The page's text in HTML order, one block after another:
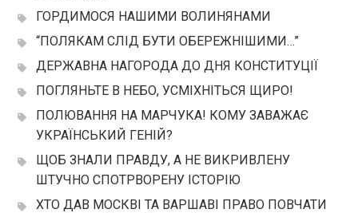
ГОРДИМОСЯ НАШИМИ ВОЛИНЯНАМИ
“ПОЛЯКАМ СЛІД БУТИ ОБЕРЕЖНІШИМИ…”
ДЕРЖАВНА НАГОРОДА ДО ДНЯ КОНСТИТУЦІЇ
ПОГЛЯНЬТЕ В НЕБО, УСМІХНІТЬСЯ ЩИРО!
ПОЛЮВАННЯ НА МАРЧУКА! КОМУ ЗАВАЖАЄ
УКРАЇНСЬКИЙ ГЕНІЙ?
ЩОБ ЗНАЛИ ПРАВДУ, А НЕ ВИКРИВЛЕНУ
ШТУЧНО СПОТРВОРЕНУ ІСТОРІЮ
ХТО ДАВ МОСКВІ ТА ВАРШАВІ ПРАВО ПОВЧАТИ